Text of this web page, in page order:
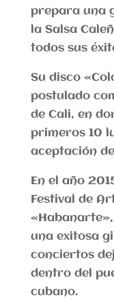
prepara una
la Salsa
todos sus
Su disco
postulado
de Cali, en
primeros 10
aceptación
En el año
Festival de
una exitosa
conciertos
dentro del
cubano.